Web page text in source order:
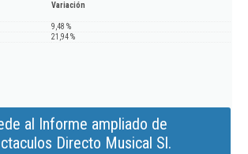
Variación
9,48 %
21,94 %
al Informe ampliado de
Directo Musical Sl.